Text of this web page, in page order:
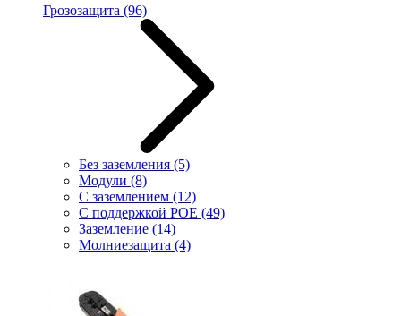
Грозозащита (96)
Без заземления (5)
Модули (8)
С заземлением (12)
С поддержкой POE (49)
Заземление (14)
Молниезащита (4)